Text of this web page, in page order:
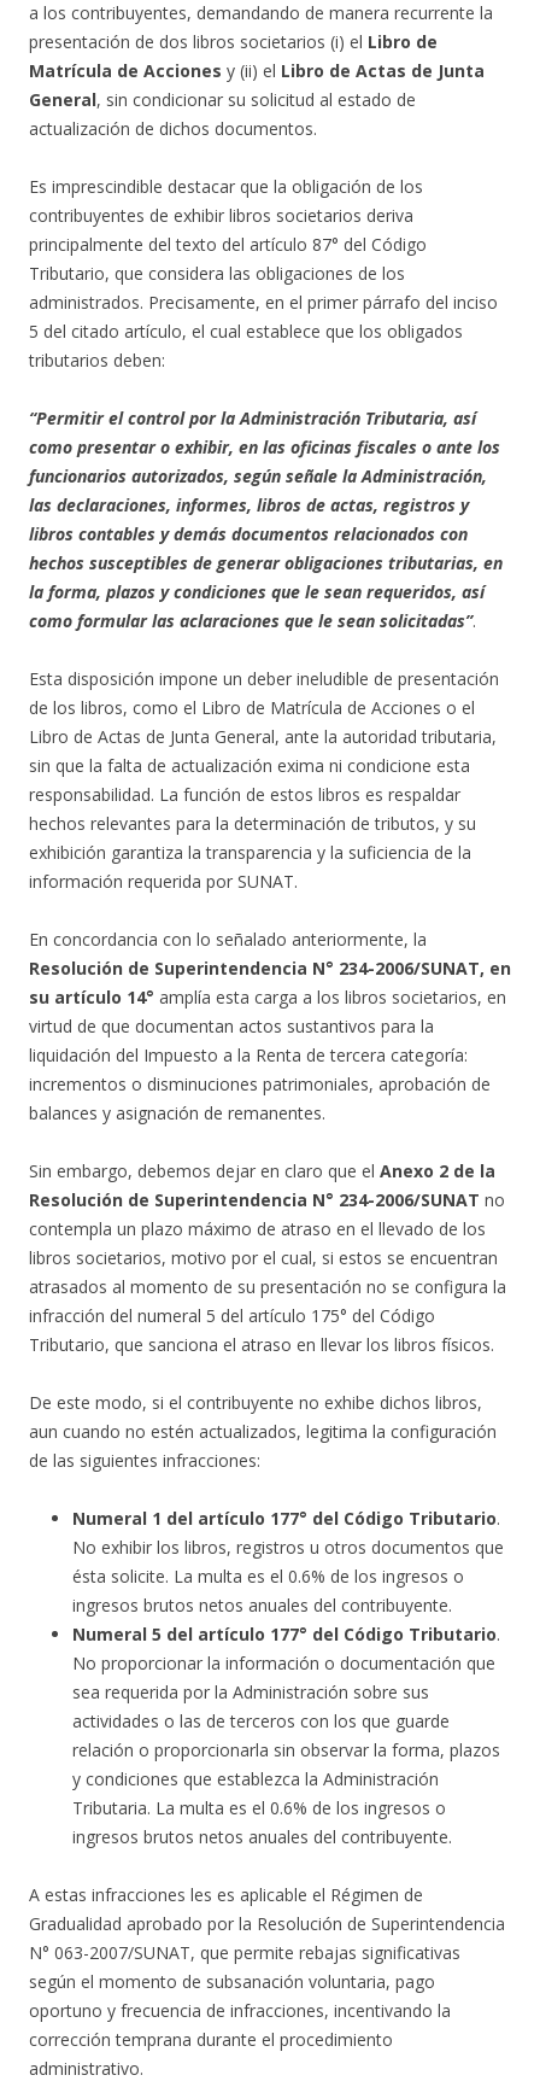
a los contribuyentes, demandando de manera recurrente la
presentación de dos libros societarios (i) el Libro de
Matrícula de Acciones y (ii) el Libro de Actas de Junta
General, sin condicionar su solicitud al estado de
actualización de dichos documentos.
Es imprescindible destacar que la obligación de los
contribuyentes de exhibir libros societarios deriva
principalmente del texto del artículo 87° del Código
Tributario, que considera las obligaciones de los
administrados. Precisamente, en el primer párrafo del inciso
5 del citado artículo, el cual establece que los obligados
tributarios deben:
“Permitir el control por la Administración Tributaria, así
como presentar o exhibir, en las oficinas fiscales o ante los
funcionarios autorizados, según señale la Administración,
las declaraciones, informes, libros de actas, registros y
libros contables y demás documentos relacionados con
hechos susceptibles de generar obligaciones tributarias, en
la forma, plazos y condiciones que le sean requeridos, así
como formular las aclaraciones que le sean solicitadas”.
Esta disposición impone un deber ineludible de presentación
de los libros, como el Libro de Matrícula de Acciones o el
Libro de Actas de Junta General, ante la autoridad tributaria,
sin que la falta de actualización exima ni condicione esta
responsabilidad. La función de estos libros es respaldar
hechos relevantes para la determinación de tributos, y su
exhibición garantiza la transparencia y la suficiencia de la
información requerida por SUNAT.
En concordancia con lo señalado anteriormente, la
Resolución de Superintendencia N° 234-2006/SUNAT, en
su artículo 14° amplía esta carga a los libros societarios, en
virtud de que documentan actos sustantivos para la
liquidación del Impuesto a la Renta de tercera categoría:
incrementos o disminuciones patrimoniales, aprobación de
balances y asignación de remanentes.
Sin embargo, debemos dejar en claro que el Anexo 2 de la
Resolución de Superintendencia N° 234-2006/SUNAT no
contempla un plazo máximo de atraso en el llevado de los
libros societarios, motivo por el cual, si estos se encuentran
atrasados al momento de su presentación no se configura la
infracción del numeral 5 del artículo 175° del Código
Tributario, que sanciona el atraso en llevar los libros físicos.
De este modo, si el contribuyente no exhibe dichos libros,
aun cuando no estén actualizados, legitima la configuración
de las siguientes infracciones:
Numeral 1 del artículo 177° del Código Tributario.
No exhibir los libros, registros u otros documentos que
ésta solicite. La multa es el 0.6% de los ingresos o
ingresos brutos netos anuales del contribuyente.
Numeral 5 del artículo 177° del Código Tributario.
No proporcionar la información o documentación que
sea requerida por la Administración sobre sus
actividades o las de terceros con los que guarde
relación o proporcionarla sin observar la forma, plazos
y condiciones que establezca la Administración
Tributaria. La multa es el 0.6% de los ingresos o
ingresos brutos netos anuales del contribuyente.
A estas infracciones les es aplicable el Régimen de
Gradualidad aprobado por la Resolución de Superintendencia
N° 063-2007/SUNAT, que permite rebajas significativas
según el momento de subsanación voluntaria, pago
oportuno y frecuencia de infracciones, incentivando la
corrección temprana durante el procedimiento
administrativo.